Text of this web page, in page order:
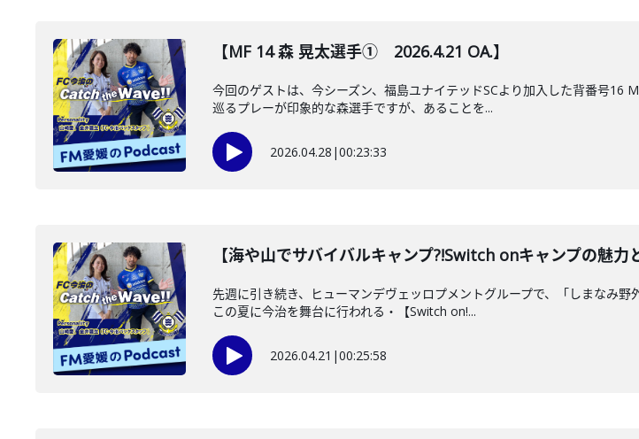
【MF 14 森 晃太選手① 2026.4.21 OA.】
今回のゲストは、今シーズン、福島ユナイテッドSCより加入した背番号16
巡るプレーが印象的な森選手ですが、あることを...
2026.04.28 |00:23:33
【海や山でサバイバルキャンプ?!Switch onキャンプの魅力
先週に引き続き、ヒューマンデヴェッロプメントグループで、「しまなみ
この夏に今治を舞台に行われる・【Switch on!...
2026.04.21 |00:25:58